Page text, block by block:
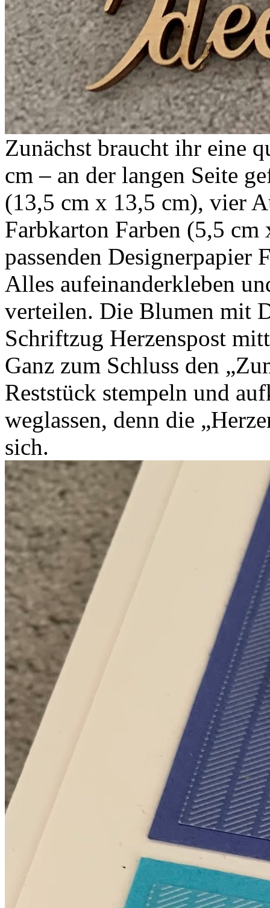
Zunächst braucht ihr eine
cm – an der langen Seite
(13,5 cm x 13,5 cm), vier
Farbkarton Farben (5,5
passenden Designerpapier
Alles aufeinanderkleben
verteilen. Die Blumen mit
Schriftzug Herzenspost
Ganz zum Schluss den
Reststück stempeln und
weglassen, denn die
sich.